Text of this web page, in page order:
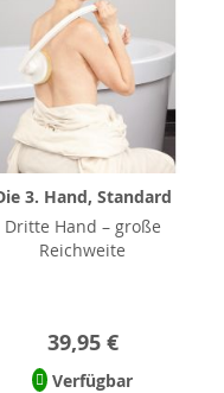
3. Hand, Standard
Dritte Hand – große
Reichweite
39,95 €
Verfügbar